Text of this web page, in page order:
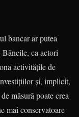
bancar ar putea
Băncile, ca actori
activitățile de
și, implicit,
măsură poate crea
mai conservatoare